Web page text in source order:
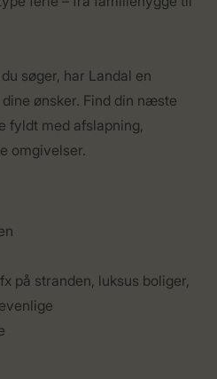
søger, har Landal en
ønsker. Find din næste
fyldt med afslapning,
omgivelser.
på stranden, luksus boliger,